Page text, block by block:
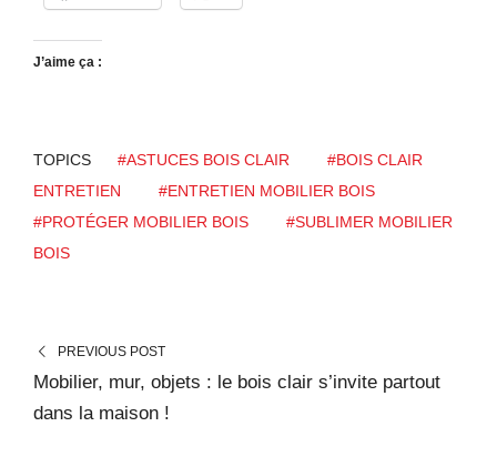
J’aime ça :
TOPICS #ASTUCES BOIS CLAIR
#BOIS CLAIR
ENTRETIEN
#ENTRETIEN MOBILIER BOIS
#PROTÉGER MOBILIER BOIS
#SUBLIMER MOBILIER
BOIS
PREVIOUS POST
Mobilier, mur, objets : le bois clair s’invite partout
dans la maison !